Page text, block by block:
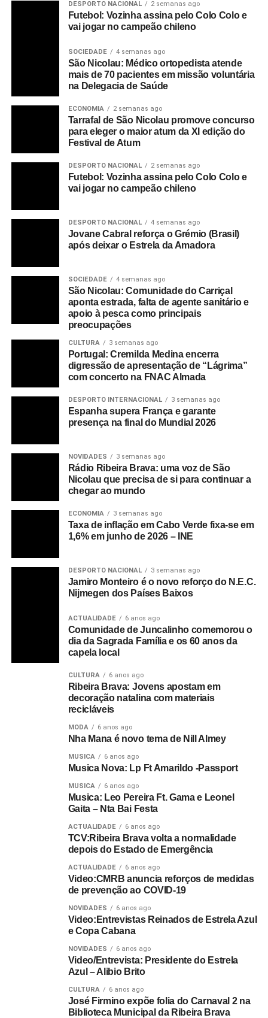
DESPORTO NACIONAL 2 semanas ago
Futebol: Vozinha assina pelo Colo Colo e
vai jogar no campeão chileno
SOCIEDADE 4 semanas ago
São Nicolau: Médico ortopedista atende
mais de 70 pacientes em missão voluntária
na Delegacia de Saúde
ECONOMIA 2 semanas ago
Tarrafal de São Nicolau promove concurso
para eleger o maior atum da XI edição do
Festival de Atum
DESPORTO NACIONAL 2 semanas ago
Futebol: Vozinha assina pelo Colo Colo e
vai jogar no campeão chileno
DESPORTO NACIONAL 4 semanas ago
Jovane Cabral reforça o Grémio (Brasil)
após deixar o Estrela da Amadora
SOCIEDADE 4 semanas ago
São Nicolau: Comunidade do Carriçal
aponta estrada, falta de agente sanitário e
apoio à pesca como principais
preocupações
CULTURA 3 semanas ago
Portugal: Cremilda Medina encerra
digressão de apresentação de “Lágrima”
com concerto na FNAC Almada
DESPORTO INTERNACIONAL 3 semanas ago
Espanha supera França e garante
presença na final do Mundial 2026
NOVIDADES 3 semanas ago
Rádio Ribeira Brava: uma voz de São
Nicolau que precisa de si para continuar a
chegar ao mundo
ECONOMIA 3 semanas ago
Taxa de inflação em Cabo Verde fixa-se em
1,6% em junho de 2026 – INE
DESPORTO NACIONAL 3 semanas ago
Jamiro Monteiro é o novo reforço do N.E.C.
Nijmegen dos Países Baixos
ACTUALIDADE 6 anos ago
Comunidade de Juncalinho comemorou o
dia da Sagrada Família e os 60 anos da
capela local
CULTURA 6 anos ago
Ribeira Brava: Jovens apostam em
decoração natalina com materiais
recicláveis
MODA 6 anos ago
Nha Mana é novo tema de Nill Almey
MUSICA 6 anos ago
Musica Nova: Lp Ft Amarildo -Passport
MUSICA 6 anos ago
Musica: Leo Pereira Ft. Gama e Leonel
Gaita – Nta Bai Festa
ACTUALIDADE 6 anos ago
TCV:Ribeira Brava volta a normalidade
depois do Estado de Emergência
ACTUALIDADE 6 anos ago
Video:CMRB anuncia reforços de medidas
de prevenção ao COVID-19
NOVIDADES 6 anos ago
Video:Entrevistas Reinados de Estrela Azul
e Copa Cabana
NOVIDADES 6 anos ago
Video/Entrevista: Presidente do Estrela
Azul – Alibio Brito
CULTURA 6 anos ago
José Firmino expõe folia do Carnaval 2 na
Biblioteca Municipal da Ribeira Brava